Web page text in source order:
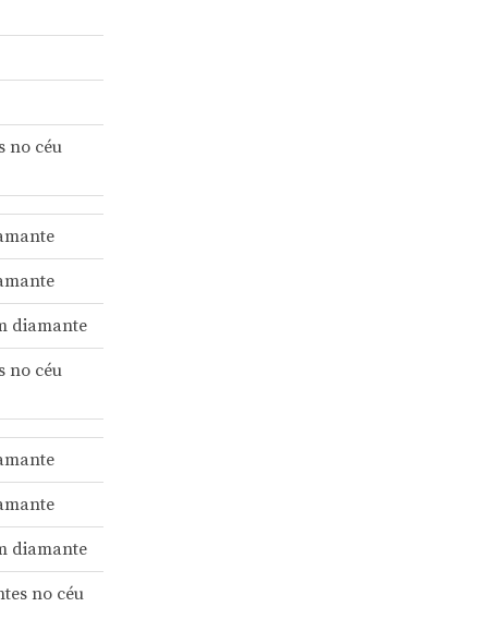
no céu
diamante
no céu
diamante
no céu